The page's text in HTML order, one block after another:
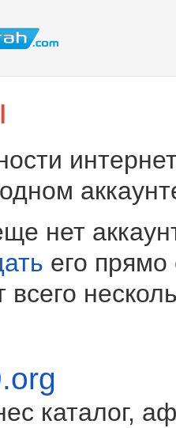
нет
его прямо
всего
каталог,